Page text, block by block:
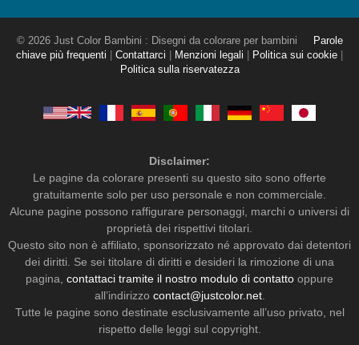
© 2026 Just Color Bambini : Disegni da colorare per bambini
Parole
chiave più frequenti
Contattarci Menzioni legali Politica sui cookie
Politica sulla riservatezza
Disclaimer:
Le pagine da colorare presenti su questo sito sono offerte
gratuitamente solo per uso personale e non commerciale.
Alcune pagine possono raffigurare personaggi, marchi o universi di
proprietà dei rispettivi titolari.
Questo sito non è affiliato, sponsorizzato né approvato dai detentori
dei diritti. Se sei titolare di diritti e desideri la rimozione di una
pagina, contattaci tramite il nostro modulo di contatto oppure
all’indirizzo contact@justcolor.net.
Tutte le pagine sono destinate esclusivamente all’uso privato, nel
rispetto delle leggi sul copyright.